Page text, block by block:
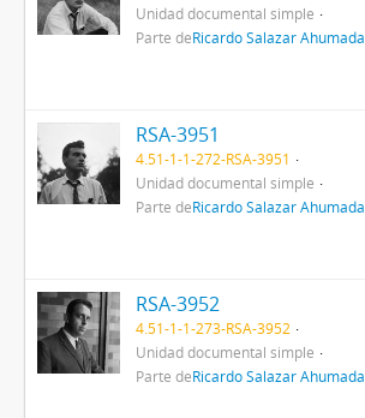
Unidad documental simple
Parte deRicardo Salazar Ahumada
RSA-3951
4.51-1-1-272-RSA-3951
Unidad documental simple
Parte deRicardo Salazar Ahumada
RSA-3952
4.51-1-1-273-RSA-3952
Unidad documental simple
Parte deRicardo Salazar Ahumada